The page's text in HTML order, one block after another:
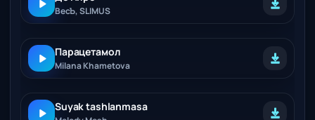
ВесЪ, SLIMUS
Парацетамол
Milana Khametova
Suyak tashlanmasa